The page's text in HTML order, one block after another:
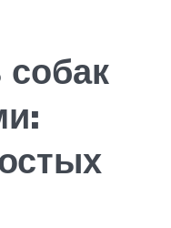
собак